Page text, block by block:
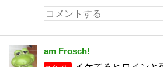
am Frosch!